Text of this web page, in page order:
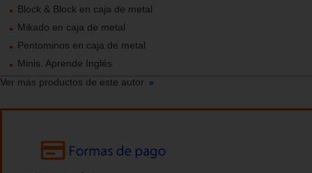
Block & Block en caja de metal
Mikado en caja de metal
Pentominos en caja de metal
Minis. Aprende Inglés
Ver más productos de este autor